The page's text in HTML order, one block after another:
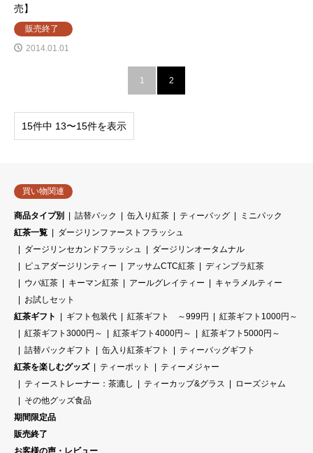
売】
販売終了
2014.01.01
1 2
15件中 13〜15件を表示
買い物関連
商品タイプ別 詰替パック 缶入り紅茶 ティーバッグ
ミニパック
紅茶一覧
ダージリンファーストフラッシュ
ダージリンセカンドフラッシュ
ダージリンオータムナル
ピュアダージリンティー
アッサムCTC紅茶
ディンブラ紅茶
ウバ紅茶
キーマン紅茶 アールグレイティー
キャラメルティー
お試しセット
紅茶ギフト
ギフト包装代 紅茶ギフト ～999円
紅茶ギフト1000円～
紅茶ギフト3000円～
紅茶ギフト4000円～
紅茶ギフト5000円～
詰替パックギフト
缶入り紅茶ギフト
ティーバッグギフト
紅茶を楽しむグッズ
ティーポット
ティーメジャー
ティーストレーナー：茶漉し
ティーカップ&グラス
ローズジャム
その他グッズ食品
期間限定品
販売終了
お客様の声・レビュー